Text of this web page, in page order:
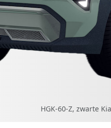
HGK-60-Z, zwarte